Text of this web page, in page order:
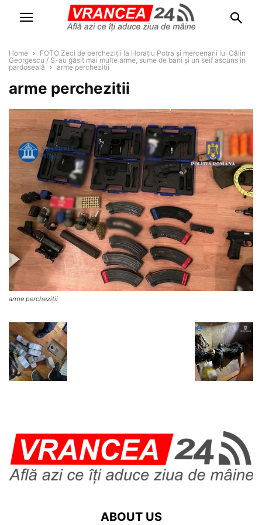
Home
FOTO Zeci de percheziții la Horațiu Potra și mercenarii lui Călin
Georgescu / S-au găsit mai multe arme, sume de bani și un seif ascuns în
pardoseală
arme perchezitii
arme perchezitii
arme percheziții
ABOUT US